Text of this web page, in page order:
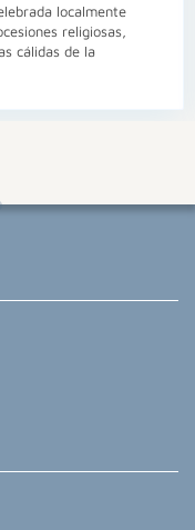
localmente
religiosas,
cálidas de la